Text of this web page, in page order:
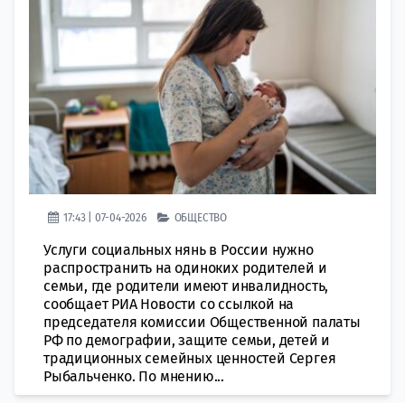
17:43 | 07-04-2026 ОБЩЕСТВО
Услуги социальных нянь в России нужно
распространить на одиноких родителей и
семьи, где родители имеют инвалидность,
сообщает РИА Новости со ссылкой на
председателя комиссии Общественной палаты
РФ по демографии, защите семьи, детей и
традиционных семейных ценностей Сергея
Рыбальченко. По мнению...